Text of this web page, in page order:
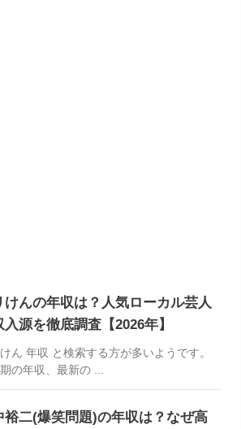
けんの年収は？人気ローカル芸人
入源を徹底調査【2026年】
ん 年収 と検索する方が多いようです。
の年収、最新の ...
裕二(爆笑問題)の年収は？なぜ高